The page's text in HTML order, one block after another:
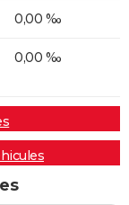
0,00 ‰
0,00 ‰